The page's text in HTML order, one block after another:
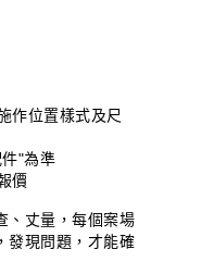
作位置樣式及尺
"為準
價
、丈量，每個案場
發現問題，才能確